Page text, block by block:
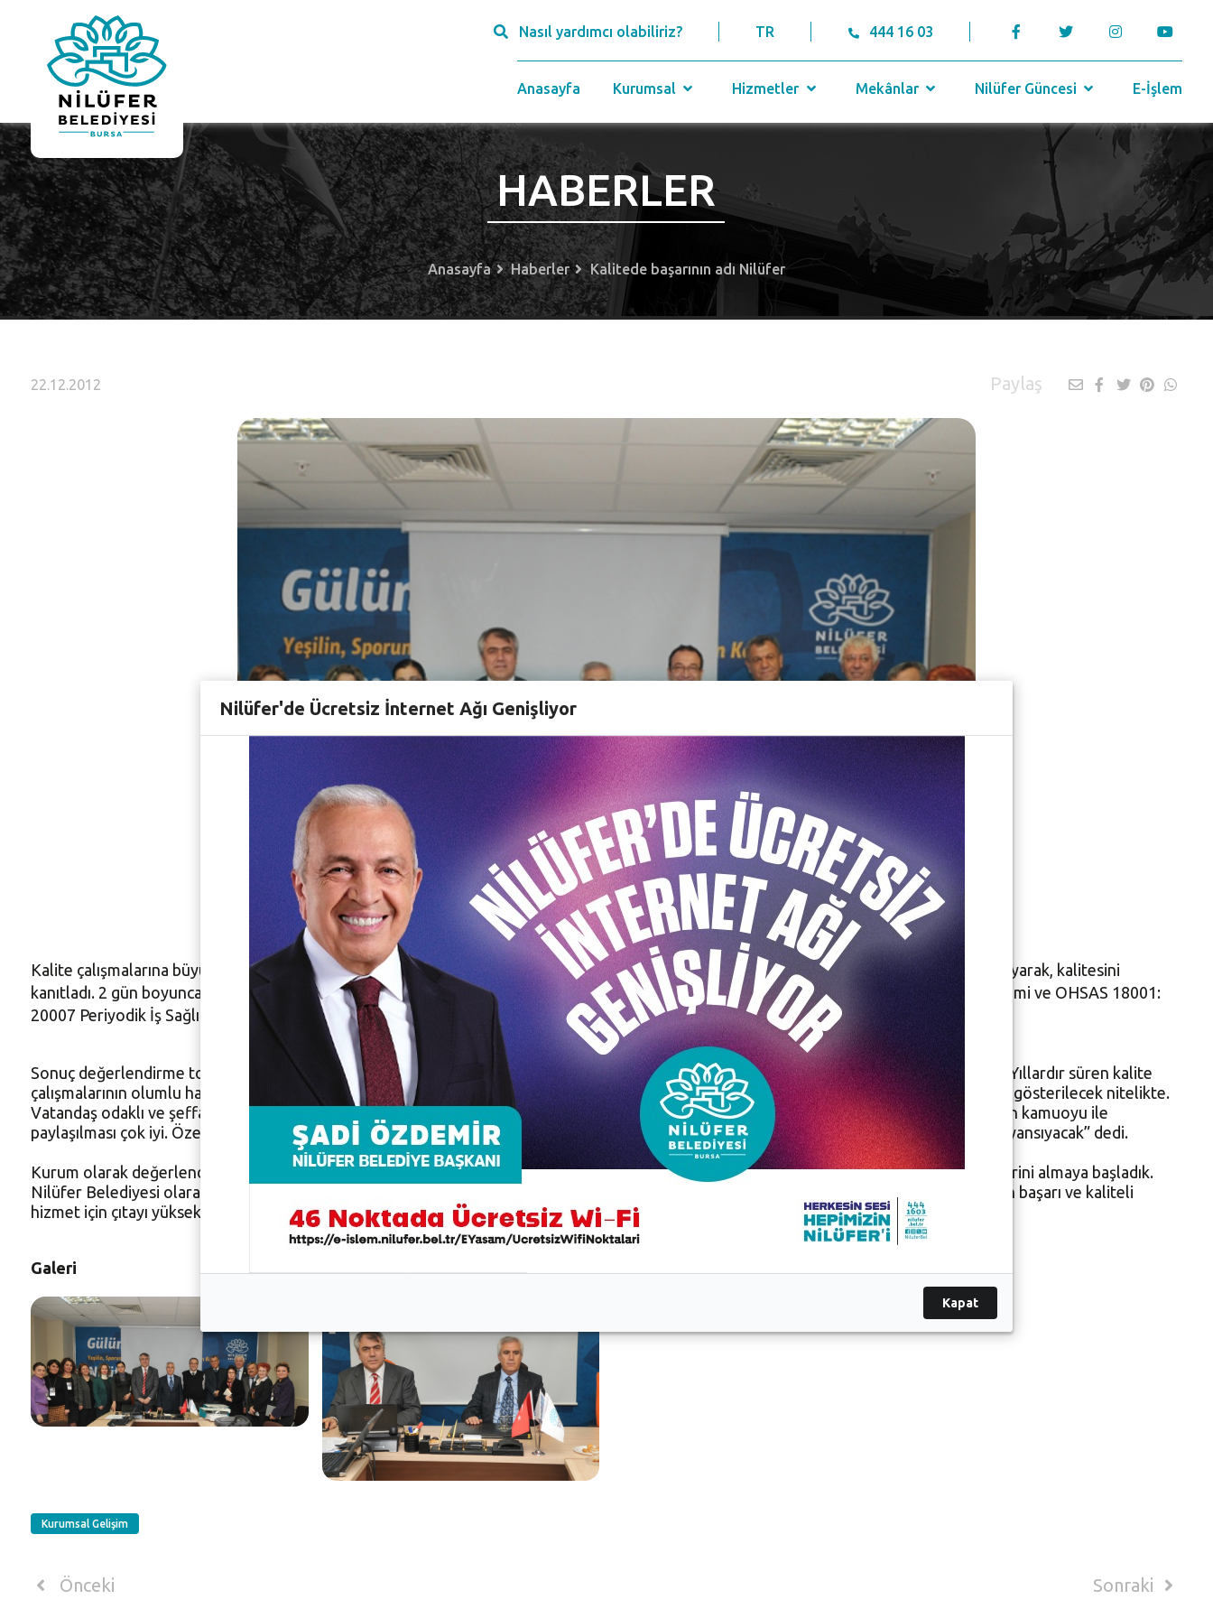
Nasıl yardımcı olabiliriz? TR 444 16 03
Anasayfa Kurumsal Hizmetler Mekânlar Nilüfer Güncesi E-İşlem
HABERLER
Anasayfa Haberler Kalitede başarının adı Nilüfer
22.12.2012 Paylaş
Kalitede başarının adı Nilüfer
Kalite çalışmalarına büyük önem veren Nilüfer Belediyesi 10 yıldır süren dış değerlendirme çalışmalarından birisini daha başarıyla tamamlayarak, kalitesini
kanıtladı. 2 gün boyunca Türk Loydu Vakfı tarafından yapılan ISO 9001: 2008 Kalite Yönetim Sistemi, ISO 14001: 2004 Çevre Yönetim Sistemi ve OHSAS 18001:
20007 Periyodik İş Sağlığı Güvenliği değerlendirmeleri sonuçlandı.
Sonuç değerlendirme toplantısında konuşan Türk Loydu Vakfı Denetçisi Uğur Aykaç, genel değerlendirmenin olumlu olduğunu ifade etti. Yıllardır süren kalite
çalışmalarının olumlu havasının tüm çalışmalara yansıdığının görüldüğünü ifade eden Aykaç, “Çevre ve doğaya yönelik çalışmalarınız örnek gösterilecek nitelikte.
Vatandaş odaklı ve şeffaf çalışmalarda Nilüfer Belediyesi’ni oldukça başarılı bulduk. Kurumun tanıtım, halkla iletişimi ve yapılan çalışmaların kamuoyu ile
paylaşılması çok iyi. Özetle birçok konuda Nilüfer Belediyesi’ni başarılı bulduk. Personelin farkındalığı ve motivasyonu çalışmalara daha iyi yansıyacak” dedi.
Kurum olarak değerlendirilmenin çok önemli olduğunu ifade eden Başkan Mustafa Bozbey, “12 yıldır yapılan kalite çalışmalarının meyvelerini almaya başladık.
Nilüfer Belediyesi olarak kurumsal kültür sisteminin oturtulması bizim için çok önem taşıyor. Ancak mükemmelliğin sonu yok ve her zaman başarı ve kaliteli
hizmet için çıtayı yüksek tutmalıyız” diye konuştu.
Galeri
Kurumsal Gelişim
Önceki Sonraki
Nilüfer'de Ücretsiz İnternet Ağı Genişliyor
Kapat